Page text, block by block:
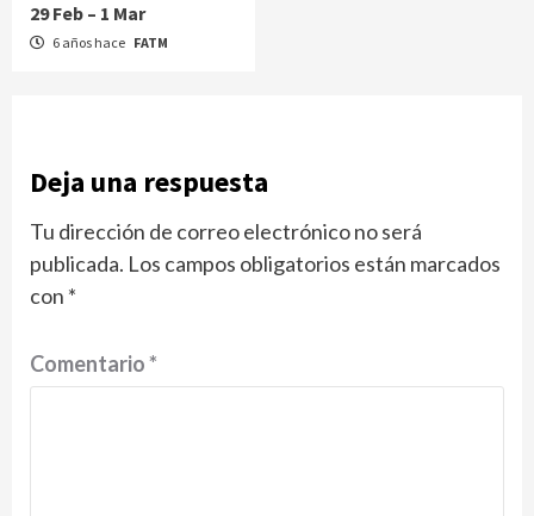
29 Feb – 1 Mar
6 años hace FATM
Deja una respuesta
Tu dirección de correo electrónico no ser
publicada. Los campos obligatorios están marcados
con *
Comentario*